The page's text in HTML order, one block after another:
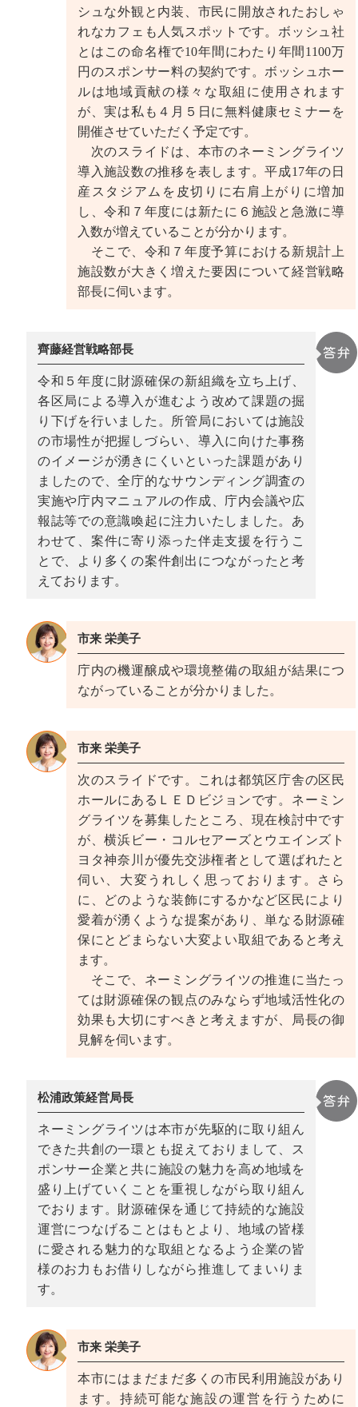
シュな外観と内装、市民に開放されたおしゃ
れなカフェも人気スポットです。ボッシュ社
とはこの命名権で10年間にわたり年間1100万
円のスポンサー料の契約です。ボッシュホー
ルは地域貢献の様々な取組に使用されます
が、実は私も４月５日に無料健康セミナーを
開催させていただく予定です。
次のスライドは、本市のネーミングライツ
導入施設数の推移を表します。平成17年の日
産スタジアムを皮切りに右肩上がりに増加
し、令和７年度には新たに６施設と急激に導
入数が増えていることが分かります。
そこで、令和７年度予算における新規計上
施設数が大きく増えた要因について経営戦略
部長に伺います。
齊藤経営戦略部長
令和５年度に財源確保の新組織を立ち上げ、
各区局による導入が進むよう改めて課題の掘
り下げを行いました。所管局においては施設
の市場性が把握しづらい、導入に向けた事務
のイメージが湧きにくいといった課題があり
ましたので、全庁的なサウンディング調査の
実施や庁内マニュアルの作成、庁内会議や広
報誌等での意識喚起に注力いたしました。あ
わせて、案件に寄り添った伴走支援を行うこ
とで、より多くの案件創出につながったと考
えております。
市来 栄美子
庁内の機運醸成や環境整備の取組が結果につ
ながっていることが分かりました。
市来 栄美子
次のスライドです。これは都筑区庁舎の区民
ホールにあるＬＥＤビジョンです。ネーミン
グライツを募集したところ、現在検討中です
が、横浜ビー・コルセアーズとウエインズト
ヨタ神奈川が優先交渉権者として選ばれたと
伺い、大変うれしく思っております。さら
に、どのような装飾にするかなど区民により
愛着が湧くような提案があり、単なる財源確
保にとどまらない大変よい取組であると考え
ます。
そこで、ネーミングライツの推進に当たっ
ては財源確保の観点のみならず地域活性化の
効果も大切にすべきと考えますが、局長の御
見解を伺います。
松浦政策経営局長
ネーミングライツは本市が先駆的に取り組ん
できた共創の一環とも捉えておりまして、ス
ポンサー企業と共に施設の魅力を高め地域を
盛り上げていくことを重視しながら取り組ん
でおります。財源確保を通じて持続的な施設
運営につなげることはもとより、地域の皆様
に愛される魅力的な取組となるよう企業の皆
様のお力もお借りしながら推進してまいりま
す。
市来 栄美子
本市にはまだまだ多くの市民利用施設があり
ます。持続可能な施設の運営を行うために